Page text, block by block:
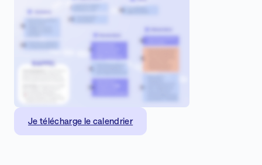
Je télécharge le calendrier